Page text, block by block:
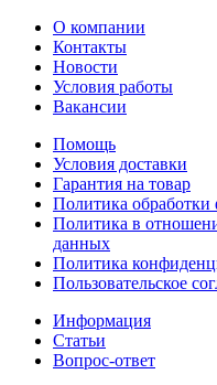
О компании
Контакты
Новости
Условия работы
Вакансии
Помощь
Условия доставки
Гарантия на товар
Политика обработки
Политика в
данных
Политика
Пользовательское
Информация
Статьи
Вопрос-ответ